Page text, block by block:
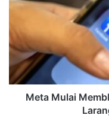
Meta Mulai